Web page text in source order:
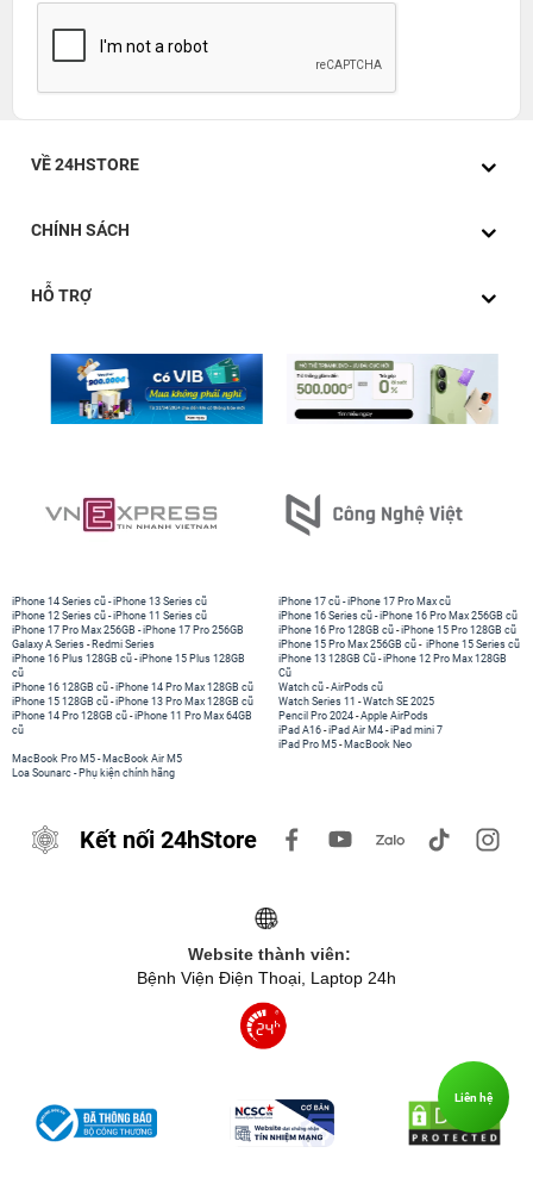
VỀ 24HSTORE
CHÍNH SÁCH
HỖ TRỢ
iPhone 14 Series cũ -iPhone 13 Series cũ
iPhone 12 Series cũ -iPhone 11 Series cũ
iPhone 17 Pro Max 256GB -iPhone 17 Pro 256GB
Galaxy A Series - Redmi Series
iPhone 17 cũ -iPhone 17 Pro Max cũ
iPhone 16 Series cũ - iPhone 16 Pro Max 256GB cũ
iPhone 16 Pro 128GB cũ -iPhone 15 Pro 128GB cũ
iPhone 15 Pro Max 256GB cũ - iPhone 15 Series cũ
iPhone 16 Plus 128GB cũ -iPhone 15 Plus 128GB
cũ
iPhone 16 128GB cũ -iPhone 14 Pro Max 128GB cũ
iPhone 15 128GB cũ -iPhone 13 Pro Max 128GB cũ
iPhone 14 Pro 128GB cũ -iPhone 11 Pro Max 64GB
cũ
iPhone 13 128GB Cũ -iPhone 12 Pro Max 128GB
Cũ
Watch cũ -AirPods cũ
Watch Series 11 -Watch SE 2025
Pencil Pro 2024 -Apple AirPods
iPad A16 -iPad Air M4 -iPad mini 7
iPad Pro M5 - MacBook Neo
MacBook Pro M5 - MacBook Air M5
Loa Sounarc - Phụ kiện chính hãng
Kết nối 24hStore
Website thành viên:
Bệnh Viện Điện Thoại, Laptop 24h
Liên hệ